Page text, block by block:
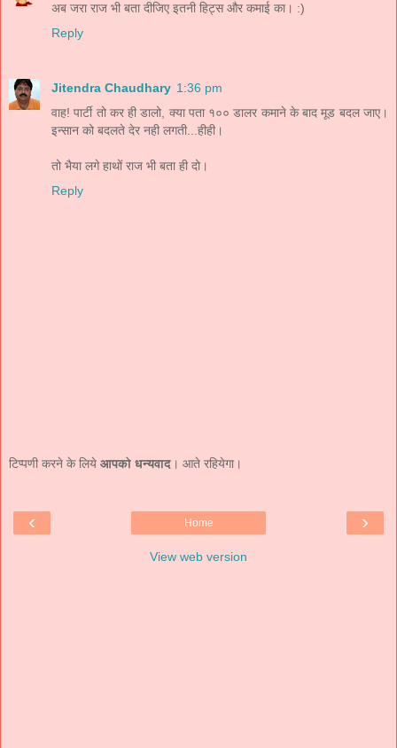
अब जरा राज भी बता दीजिए इतनी हिट्स और कमाई का। :)
Reply
Jitendra Chaudhary 1:36 pm
वाह! पार्टी तो कर ही डालो, क्या पता १०० डालर कमाने के बाद मूड बदल जाए।
इन्सान को बदलते देर नही लगती...हीही।
तो भैया लगे हाथों राज भी बता ही दो।
Reply
टिप्पणी करने के लिये आपको धन्यवाद । आते रहियेगा।
‹ ›
Home
View web version